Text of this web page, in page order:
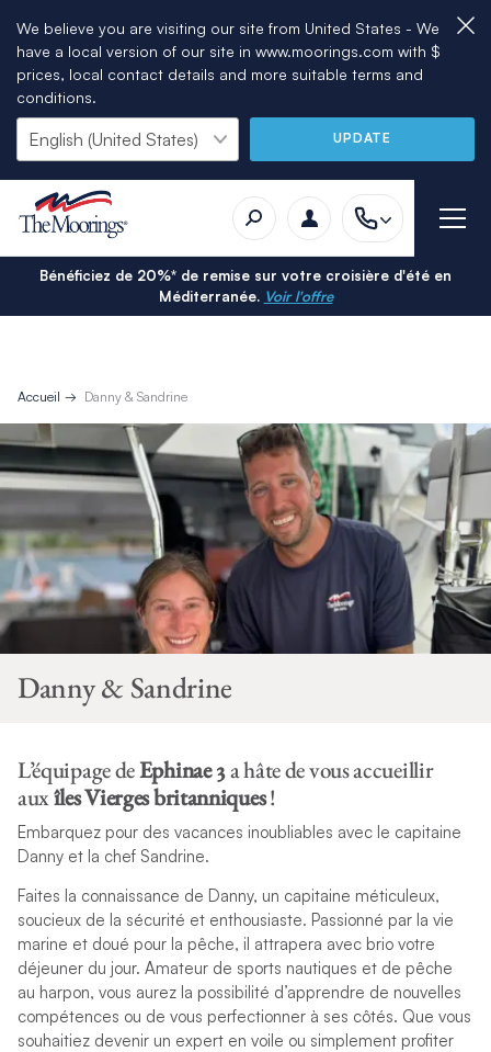
We believe you are visiting our site from United States - We
have a local version of our site in www.moorings.com with $
prices, local contact details and more suitable terms and
conditions.
UPDATE
Bénéficiez de 20%* de remise sur votre croisière d'été en
Méditerranée. Voir l'offre
Accueil Danny & Sandrine
Danny & Sandrine
L’équipage deEphinae 3a hâte de vous accueillir
auxîles Vierges britanniques!
Embarquez pour des vacances inoubliables avec le capitaine
Danny et la chef Sandrine.
Faites la connaissance de Danny, un capitaine méticuleux,
soucieux de la sécurité et enthousiaste. Passionné par la vie
marine et doué pour la pêche, il attrapera avec brio votre
déjeuner du jour. Amateur de sports nautiques et de pêche
au harpon, vous aurez la possibilité d’apprendre de nouvelles
compétences ou de vous perfectionner à ses côtés. Que vous
souhaitiez devenir un expert en voile ou simplement profiter